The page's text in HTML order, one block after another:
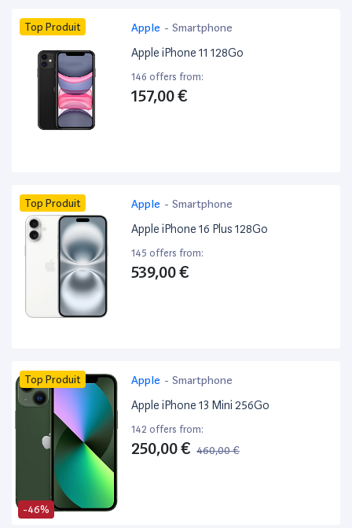
Top Produit Apple - Smartphone
Apple iPhone 11 128Go
146 offers from:
157,00 €
Top Produit Apple - Smartphone
Apple iPhone 16 Plus 128Go
145 offers from:
539,00 €
-46%
Top Produit Apple - Smartphone
Apple iPhone 13 Mini 256Go
142 offers from:
250,00 € 460,00 €